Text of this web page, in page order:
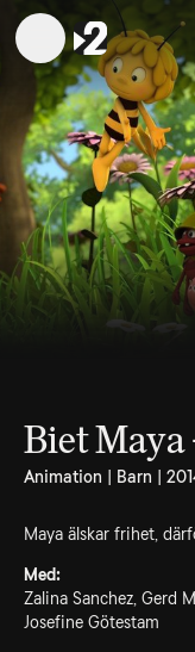
Biet
Animation | Barn |
Maya älskar frihet,
Med:
Zalina Sanchez, Gerd
Josefine Götestam